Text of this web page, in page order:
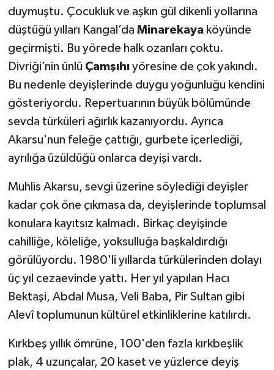
duymuştu. Çocukluk ve aşkın gül dikenli yollarına
düştüğü yılları Kangal’da Minarekayaköyünde
geçirmişti. Bu yörede halk ozanları çoktu.
Divriği’nin ünlü Çamşıhıyöresine de çok yakındı.
Bu nedenle deyişlerinde duygu yoğunluğu kendini
gösteriyordu. Repertuarının büyük bölümünde
sevda türküleri ağırlık kazanıyordu. Ayrıca
Akarsu'nun feleğe çattığı, gurbete içerlediği,
ayrılığa üzüldüğü onlarca deyişi vardı.
Muhlis Akarsu, sevgi üzerine söylediği deyişler
kadar çok öne çıkmasa da, deyişlerinde toplumsal
konulara kayıtsız kalmadı. Birkaç deyişinde
cahilliğe, köleliğe, yoksulluğa başkaldırdığı
görülüyordu. 1980'li yıllarda türkülerinden dolayı
üç yıl cezaevinde yattı. Her yıl yapılan Hacı
Bektaşi, Abdal Musa, Veli Baba, Pir Sultan gibi
Alevî toplumunun kültürel etkinliklerine katılırdı.
Kırkbeş yıllık ömrüne, 100'den fazla kırkbeşlik
plak, 4 uzunçalar, 20 kaset ve yüzlerce deyiş